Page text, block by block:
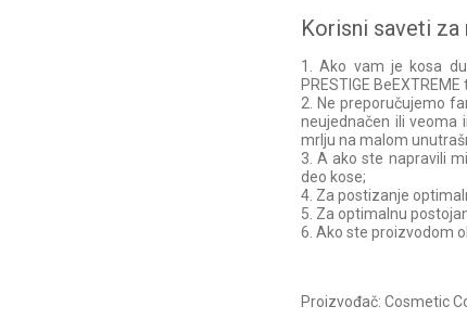
Korisni saveti
1. Ako vam je kosa
PRESTIGE
2. Ne preporučujemo
neujednačen ili veoma
mrlju na malom
3. A ako ste napravili
deo kose;
4. Za postizanje
5. Za optimalnu
6. Ako ste proizvodom
Proizvođač: Cosmetic